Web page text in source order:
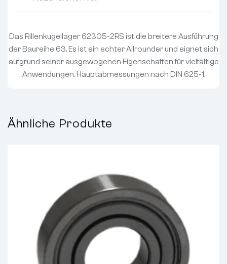
Das Rillenkugellager 62305-2RS ist die breitere Ausführung
der Baureihe 63. Es ist ein echter Allrounder und eignet sich
aufgrund seiner ausgewogenen Eigenschaften für vielfältige
Anwendungen. Hauptabmessungen nach DIN 625-1.
Ähnliche Produkte